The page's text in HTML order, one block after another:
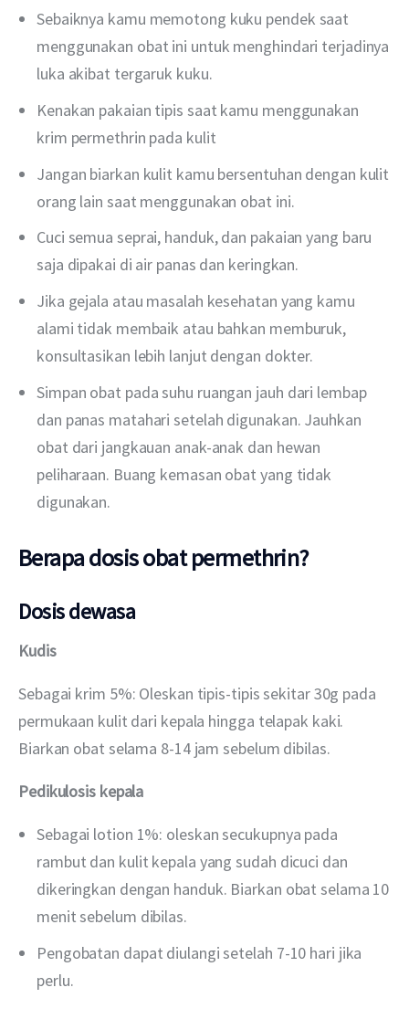
Sebaiknya kamu memotong kuku pendek saat
menggunakan obat ini untuk menghindari terjadinya
luka akibat tergaruk kuku.
Kenakan pakaian tipis saat kamu menggunakan
krim permethrin pada kulit
Jangan biarkan kulit kamu bersentuhan dengan kulit
orang lain saat menggunakan obat ini.
Cuci semua seprai, handuk, dan pakaian yang baru
saja dipakai di air panas dan keringkan.
Jika gejala atau masalah kesehatan yang kamu
alami tidak membaik atau bahkan memburuk,
konsultasikan lebih lanjut dengan dokter.
Simpan obat pada suhu ruangan jauh dari lembap
dan panas matahari setelah digunakan. Jauhkan
obat dari jangkauan anak-anak dan hewan
peliharaan. Buang kemasan obat yang tidak
digunakan.
Berapa dosis obat permethrin?
Dosis dewasa
Kudis
Sebagai krim 5%: Oleskan tipis-tipis sekitar 30g pada
permukaan kulit dari kepala hingga telapak kaki.
Biarkan obat selama 8-14 jam sebelum dibilas.
Pedikulosis kepala
Sebagai lotion 1%: oleskan secukupnya pada
rambut dan kulit kepala yang sudah dicuci dan
dikeringkan dengan handuk. Biarkan obat selama 10
menit sebelum dibilas.
Pengobatan dapat diulangi setelah 7-10 hari jika
perlu.